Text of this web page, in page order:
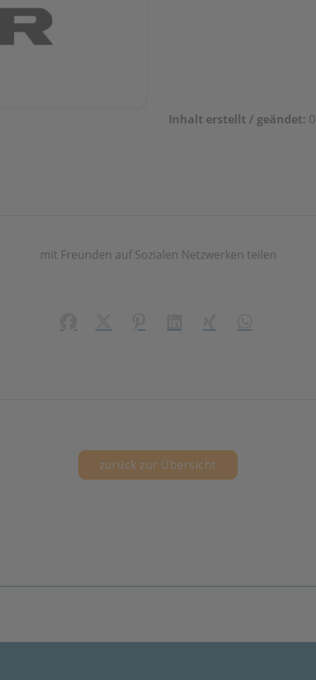
Inhalt erstellt / geändet:
mit Freunden auf Sozialen Netzwerken teilen
zurück zur Übersicht